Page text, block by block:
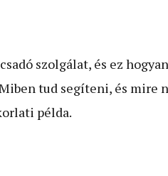
szolgálat, és ez
tud segíteni, és mire
példa.